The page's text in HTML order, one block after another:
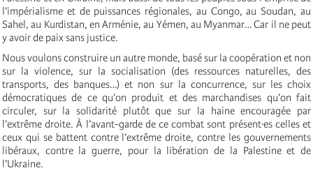
l’impérialisme et de puissances régionales, au Congo, au Soudan, au
Sahel, au Kurdistan, en Arménie, au Yémen, au Myanmar… Car il ne peut
y avoir de paix sans justice.
Nous voulons construire un autre monde, basé sur la coopération et non
sur la violence, sur la socialisation (des ressources naturelles, des
transports, des banques…) et non sur la concurrence, sur les choix
démocratiques de ce qu’on produit et des marchandises qu’on fait
circuler, sur la solidarité plutôt que sur la haine encouragée par
l’extrême droite. À l’avant-garde de ce combat sont présent·es celles et
ceux qui se battent contre l’extrême droite, contre les gouvernements
libéraux, contre la guerre, pour la libération de la Palestine et de
l’Ukraine.